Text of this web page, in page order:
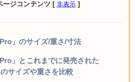
ージコンテンツ [ 非表示 ]
」のサイズ/重さ/寸法
」とこれまでに発売された
サイズや重さを比較